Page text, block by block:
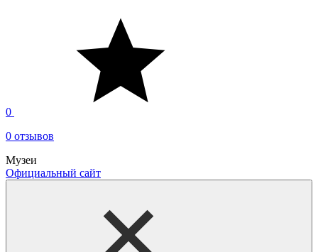
0
0 отзывов
Музеи
Официальный сайт